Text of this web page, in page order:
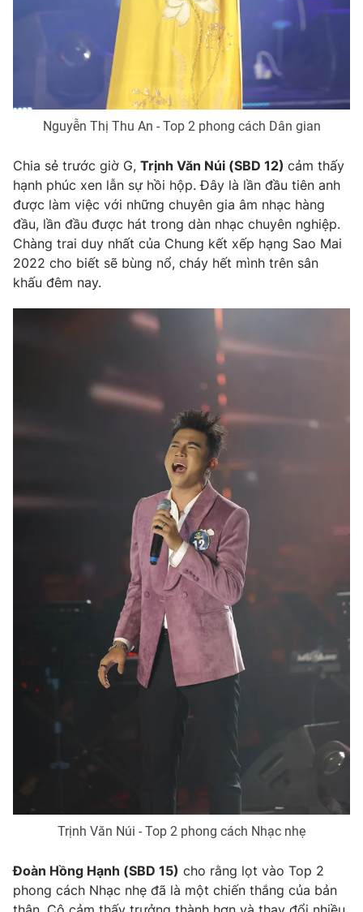
Nguyễn Thị Thu An - Top 2 phong cách Dân gian
Chia sẻ trước giờ G, Trịnh Văn Núi (SBD 12) cảm thấy
hạnh phúc xen lẫn sự hồi hộp. Đây là lần đầu tiên anh
được làm việc với những chuyên gia âm nhạc hàng
đầu, lần đầu được hát trong dàn nhạc chuyên nghiệp.
Chàng trai duy nhất của Chung kết xếp hạng Sao Mai
2022 cho biết sẽ bùng nổ, cháy hết mình trên sân
khấu đêm nay.
Trịnh Văn Núi - Top 2 phong cách Nhạc nhẹ
Đoàn Hồng Hạnh (SBD 15) cho rằng lọt vào Top 2
phong cách Nhạc nhẹ đã là một chiến thắng của bản